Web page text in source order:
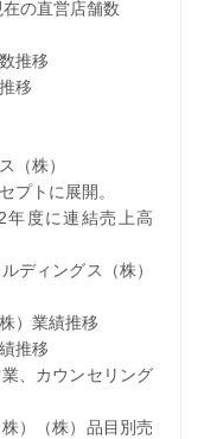
直営店舗数
推移
移
（株）
トに展開。
度に連結売上高
ィングス（株）
業績推移
推移
カウンセリング
（株）品目別売